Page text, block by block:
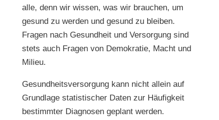
alle, denn wir wissen, was wir brauchen, um
gesund zu werden und gesund zu bleiben.
Fragen nach Gesundheit und Versorgung sind
stets auch Fragen von Demokratie, Macht und
Milieu.
Gesundheitsversorgung kann nicht allein auf
Grundlage statistischer Daten zur Häufigkeit
bestimmter Diagnosen geplant werden.